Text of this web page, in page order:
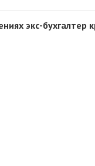
экс-бухгалтер